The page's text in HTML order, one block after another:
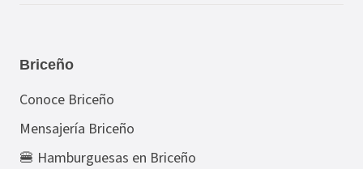
Briceño
Conoce Briceño
Mensajería Briceño
🍔 Hamburguesas en Briceño